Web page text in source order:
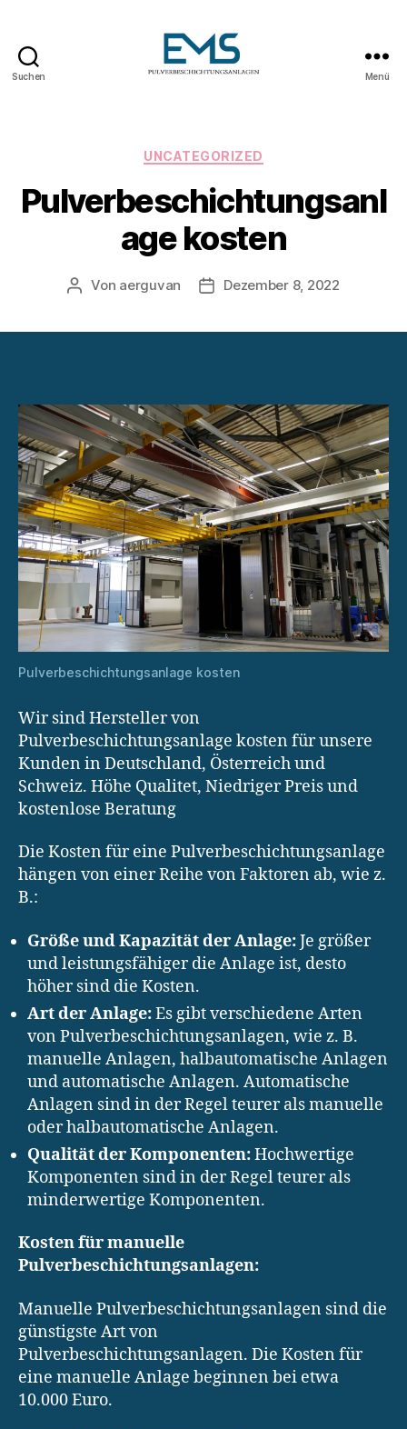
Suchen Menü
Kategorien
UNCATEGORIZED
Pulverbeschichtungsanl
age kosten
Beitragsautor
Von aerguvan Veröffentlichungsdatum
Dezember 8, 2022
Pulverbeschichtungsanlage kosten
Wir sind Hersteller von
Pulverbeschichtungsanlage kosten für unsere
Kunden in Deutschland, Österreich und
Schweiz. Höhe Qualitet, Niedriger Preis und
kostenlose Beratung
Die Kosten für eine Pulverbeschichtungsanlage
hängen von einer Reihe von Faktoren ab, wie z.
B.:
Größe und Kapazität der Anlage:Je größer
und leistungsfähiger die Anlage ist, desto
höher sind die Kosten.
Art der Anlage:Es gibt verschiedene Arten
von Pulverbeschichtungsanlagen, wie z. B.
manuelle Anlagen, halbautomatische Anlagen
und automatische Anlagen. Automatische
Anlagen sind in der Regel teurer als manuelle
oder halbautomatische Anlagen.
Qualität der Komponenten:Hochwertige
Komponenten sind in der Regel teurer als
minderwertige Komponenten.
Kosten für manuelle
Pulverbeschichtungsanlagen:
Manuelle Pulverbeschichtungsanlagen sind die
günstigste Art von
Pulverbeschichtungsanlagen. Die Kosten für
eine manuelle Anlage beginnen bei etwa
10.000 Euro.